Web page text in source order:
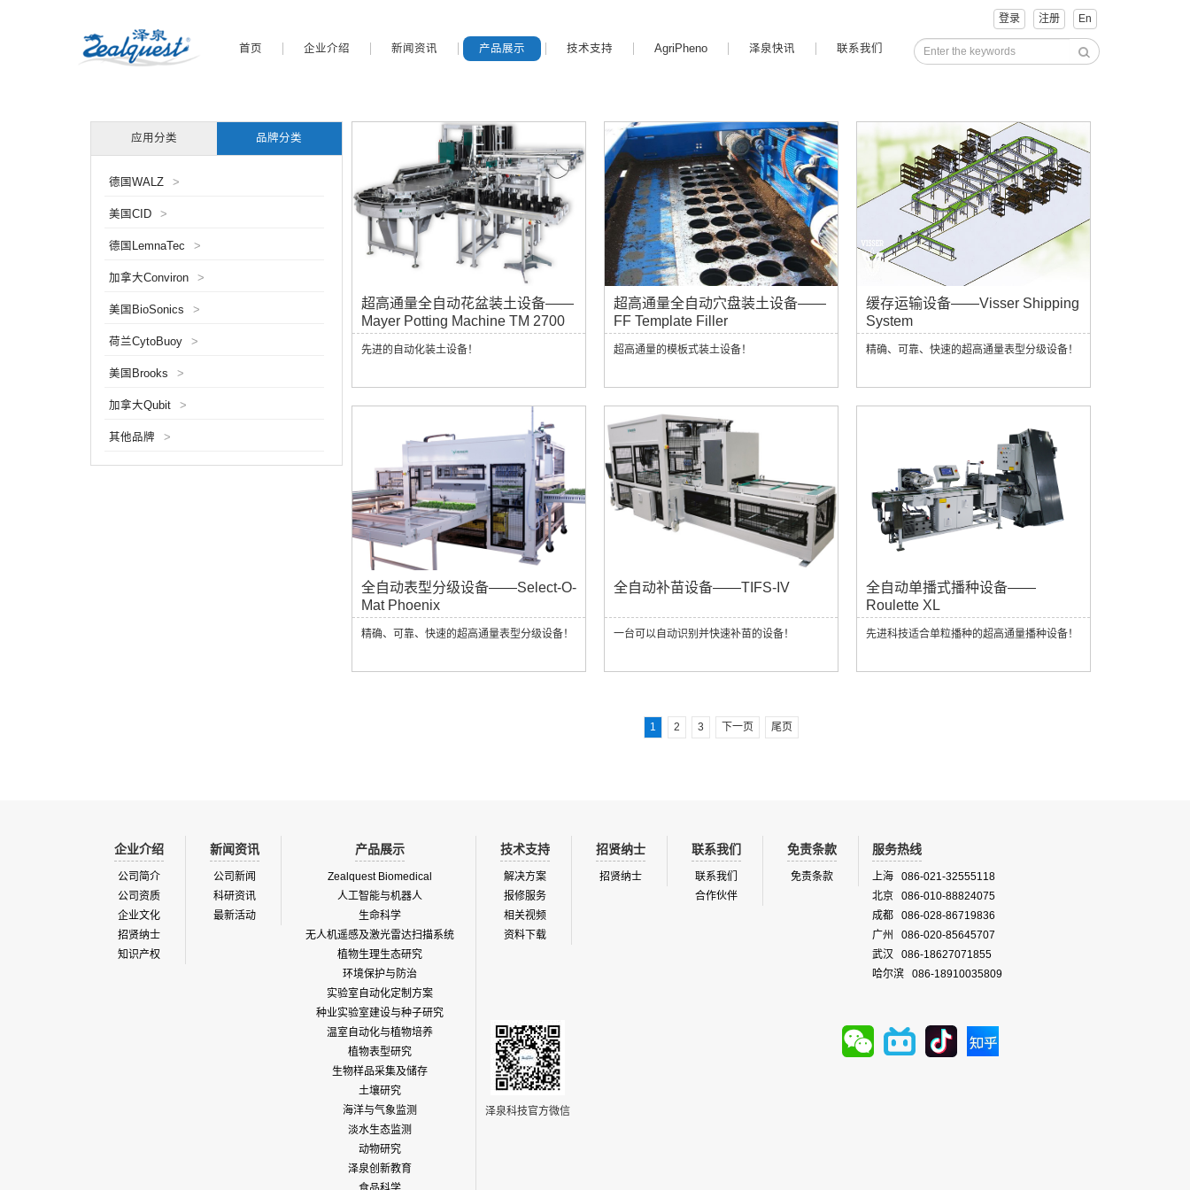
登录 注册 En
首页 企业介绍 新闻资讯 产品展示 技术支持 AgriPheno 泽泉快讯 联系我们
应用分类 品牌分类
德国WALZ >
美国CID >
德国LemnaTec >
加拿大Conviron >
美国BioSonics >
荷兰CytoBuoy >
美国Brooks >
加拿大Qubit >
其他品牌 >
超高通量全自动花盆装土设备——
Mayer Potting Machine TM 2700
先进的自动化装土设备！
超高通量全自动穴盘装土设备——
FF Template Filler
超高通量的模板式装土设备！
缓存运输设备——Visser Shipping
System
精确、可靠、快速的超高通量表型分级设备！
全自动表型分级设备——Select-O-
Mat Phoenix
精确、可靠、快速的超高通量表型分级设备！
全自动补苗设备——TIFS-IV
一台可以自动识别并快速补苗的设备！
全自动单播式播种设备——
Roulette XL
先进科技适合单粒播种的超高通量播种设备！
1 2 3 下一页 尾页
企业介绍
公司简介
公司资质
企业文化
招贤纳士
知识产权
新闻资讯
公司新闻
科研资讯
最新活动
产品展示
Zealquest Biomedical
人工智能与机器人
生命科学
无人机遥感及激光雷达扫描系统
植物生理生态研究
环境保护与防治
实验室自动化定制方案
种业实验室建设与种子研究
温室自动化与植物培养
植物表型研究
生物样品采集及储存
土壤研究
海洋与气象监测
淡水生态监测
动物研究
泽泉创新教育
技术支持
解决方案
报修服务
相关视频
资料下载
招贤纳士
招贤纳士
联系我们
联系我们
合作伙伴
免责条款
免责条款
服务热线
上海 086-021-32555118
北京 086-010-88824075
成都 086-028-86719836
广州 086-020-85645707
武汉 086-18627071855
哈尔滨 086-18910035809
泽泉科技官方微信